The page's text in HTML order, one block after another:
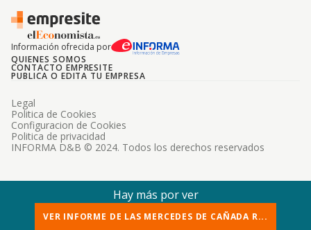
Información ofrecida por
QUIENES SOMOS
CONTACTO EMPRESITE
PUBLICA O EDITA TU EMPRESA
INFORMA D&B © 2024. Todos los derechos reservados
Legal
Politica de Cookies
Configuracion de Cookies
Politica de privacidad
Hay más por ver
VER INFORME DE LAS MERCEDES DE CAÑADA R...